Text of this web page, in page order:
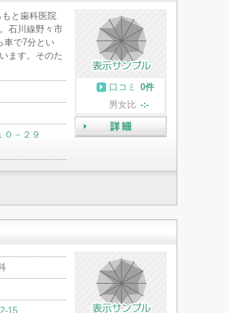
と歯科医院
石川線野々市
車で7分とい
ます。そのた
０－２９
口コミ
0件
男女比 -:-
15